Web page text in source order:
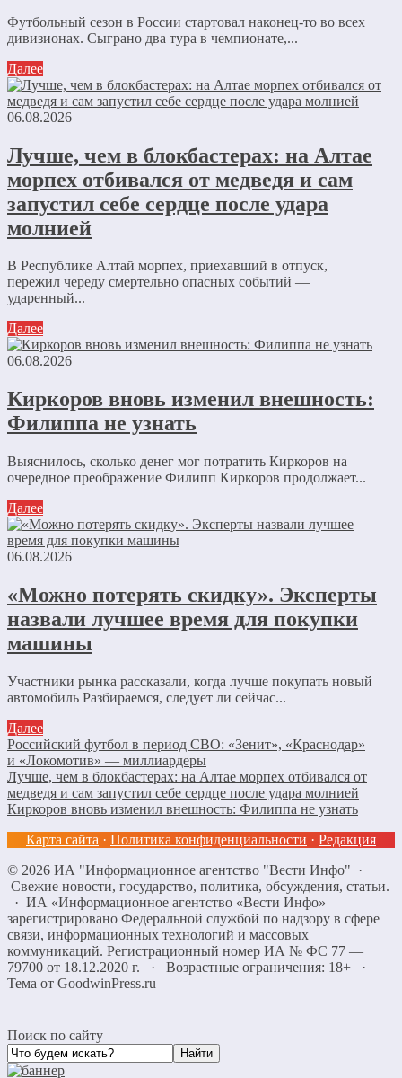
Футбольный сезон в России стартовал наконец-то во всех
дивизионах. Сыграно два тура в чемпионате,...
Далее
06.08.2026
Лучше, чем в блокбастерах: на Алтае
морпех отбивался от медведя и сам
запустил себе сердце после удара
молнией
В Республике Алтай морпех, приехавший в отпуск,
пережил череду смертельно опасных событий —
ударенный...
Далее
06.08.2026
Киркоров вновь изменил внешность:
Филиппа не узнать
Выяснилось, сколько денег мог потратить Киркоров на
очередное преображение Филипп Киркоров продолжает...
Далее
06.08.2026
«Можно потерять скидку». Эксперты
назвали лучшее время для покупки
машины
Участники рынка рассказали, когда лучше покупать новый
автомобиль Разбираемся, следует ли сейчас...
Далее
Российский футбол в период СВО: «Зенит», «Краснодар»
и «Локомотив» — миллиардеры
Лучше, чем в блокбастерах: на Алтае морпех отбивался от
медведя и сам запустил себе сердце после удара молнией
Киркоров вновь изменил внешность: Филиппа не узнать
Карта сайта · Политика конфиденциальности · Редакция
© 2026 ИА "Информационное агентство "Вести Инфо" ·
Свежие новости, государство, политика, обсуждения, статьи.
· ИА «Информационное агентство «Вести Инфо»
зарегистрировано Федеральной службой по надзору в сфере
связи, информационных технологий и массовых
коммуникаций. Регистрационный номер ИА № ФС 77 —
79700 от 18.12.2020 г. · Возрастные ограничения: 18+
·
Тема от GoodwinPress.ru
Поиск по сайту